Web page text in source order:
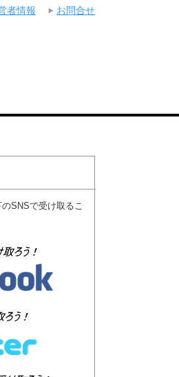
SNSで受け取るこ
者情報 お問合せ